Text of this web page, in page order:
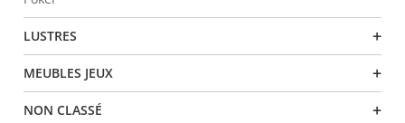
LUSTRES +
MEUBLES JEUX +
NON CLASSÉ +